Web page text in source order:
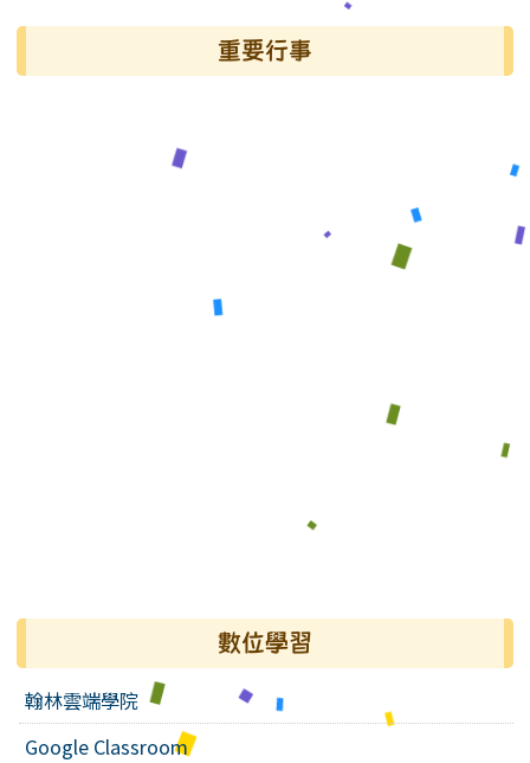
左邊區域內容 重要行事
數位學習
翰林雲端學院
Google Classroom